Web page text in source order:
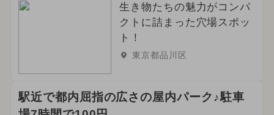
生き物たちの魅力がコンパ
クトに詰まった穴場スポッ
ト！
東京都品川区
駅近で都内屈指の広さの屋内パーク♪駐車